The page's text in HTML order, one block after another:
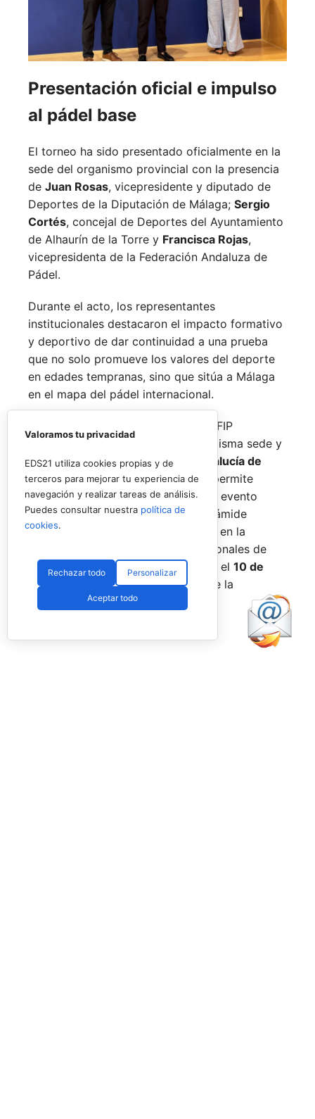
Presentación oficial e impulso
al pádel base
El torneo ha sido presentado oficialmente en la
sede del organismo provincial con la presencia
de Juan Rosas, vicepresidente y diputado de
Deportes de la Diputación de Málaga; Sergio
Cortés, concejal de Deportes del Ayuntamiento
de Alhaurín de la Torre y Francisca Rojas,
vicepresidenta de la Federación Andaluza de
Pádel.
Durante el acto, los representantes
institucionales destacaron el impacto formativo
y deportivo de dar continuidad a una prueba
que no solo promueve los valores del deporte
en edades tempranas, sino que sitúa a Málaga
en el mapa del pádel internacional.
De forma paralela al desarrollo del FIP
Promises, la FAP organizará en la misma sede y
fechas losInternacionales de Andalucía de
Menores 2026. Esta cita paralela permite
incorporar la categoríabenjamín
al evento
global, completando así toda la pirámide
formativa.
El plazo para registrarse en la
categoría benjamín de los Internacionales de
Andalucía permanece abierto hasta el 10 de
agosto
a través de la web oficial de la
Federación.
Valoramos tu privacidad
EDS21 utiliza cookies propias y de
terceros para mejorar tu experiencia de
navegación y realizar tareas de análisis.
Puedes consultar nuestra política de
cookies.
Rechazar todo Personalizar
Aceptar todo